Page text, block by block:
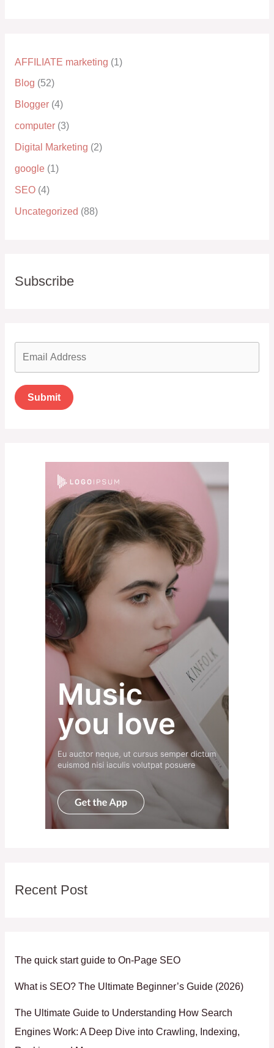
AFFILIATE marketing (1)
Blog (52)
Blogger(4)
computer(3)
Digital Marketing (2)
google(1)
SEO(4)
Uncategorized (88)
Subscribe
Submit
Recent Post
The quick start guide to On-Page SEO
What is SEO? The Ultimate Beginner’s Guide (2026)
The Ultimate Guide to Understanding How Search
Engines Work: A Deep Dive into Crawling, Indexing,